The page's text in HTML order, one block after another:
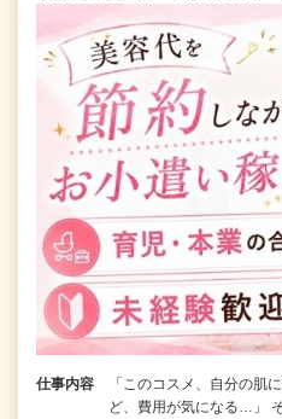
仕事内容
「このコスメ、自分の肌
ど、費用が気になる…」